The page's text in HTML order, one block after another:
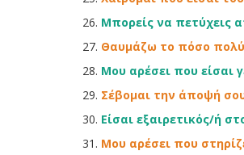
26. Μπορείς να πετύχεις
27. Θαυμάζω το πόσο πολύ
28. Μου αρέσει που είσαι
29. Σέβομαι την άποψή
30. Είσαι εξαιρετικός/ή
31. Μου αρέσει που